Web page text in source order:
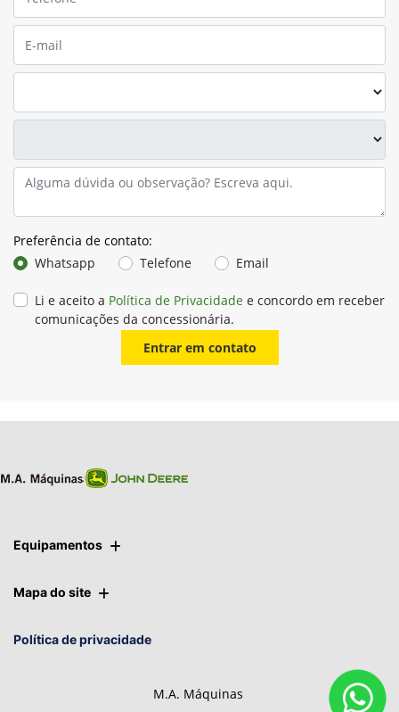
Preferência de contato:
Whatsapp
Telefone Email
Li e aceito a Política de Privacidade e concordo em receber
comunicações da concessionária.
Entrar em contato
Equipamentos
Mapa do site
Política de privacidade
M.A. Máquinas